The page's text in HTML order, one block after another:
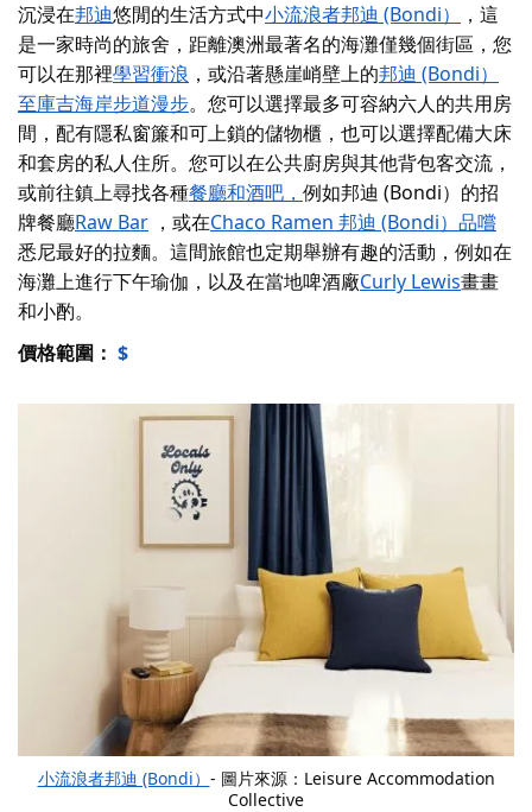
沉浸在邦迪悠閒的生活方式中小流浪者邦迪 (Bondi）
，這
是一家時尚的旅舍，距離澳洲最著名的海灘僅幾個街區，您
可以在那裡學習衝浪 ，或沿著懸崖峭壁上的邦迪 (Bondi）
至庫吉海岸步道漫步。您可以選擇最多可容納六人的共用房
間，配有隱私窗簾和可上鎖的儲物櫃，也可以選擇配備大床
和套房的私人住所。您可以在公共廚房與其他背包客交流，
或前往鎮上尋找各種餐廳和酒吧， 例如邦迪 (Bondi）的招
牌餐廳Raw Bar ，或在Chaco Ramen 邦迪 (Bondi）品嚐
悉尼最好的拉麵。這間旅館也定期舉辦有趣的活動，例如在
海灘上進行下午瑜伽，以及在當地啤酒廠Curly Lewis畫畫
和小酌。
價格範圍： $
小流浪者邦迪 (Bondi） - 圖片來源：Leisure Accommodation
Collective